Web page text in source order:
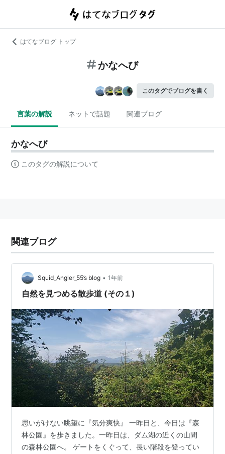
はてなブログ トップ
かなへび
このタグでブログを書く
言葉の解説 ネットで話題 関連ブログ
かなへび
このタグの解説について
関連ブログ
Squid_Angler_55’s blog • 1年前
自然を見つめる散歩道 (その１)
思いがけない眺望に『気分爽快』 一昨日と、今日は『森
林公園』を歩きました。一昨日は、ダム湖の近くの山間
の森林公園へ。 ゲートをくぐって、長い階段を登ってい